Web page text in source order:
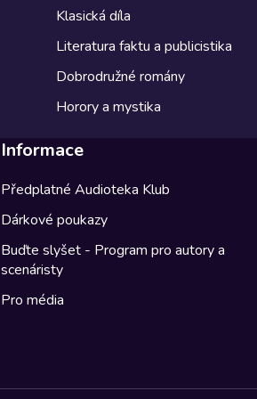
Klasická díla
Literatura faktu a publicistika
Dobrodružné romány
Horory a mystika
Informace
Předplatné Audioteka Klub
Dárkové poukazy
Buďte slyšet - Program pro autory a
scenáristy
Pro média